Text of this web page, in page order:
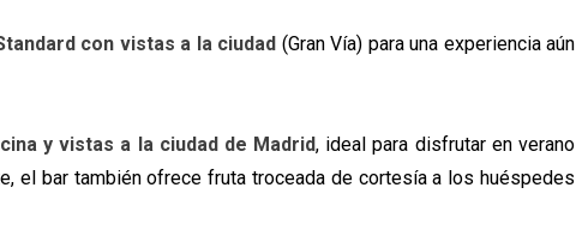
con vistas a la ciudad (Gran Vía) para una experiencia aún
y vistas a la ciudad de Madrid, ideal para disfrutar en verano
el bar también ofrece fruta troceada de cortesía a los huéspedes